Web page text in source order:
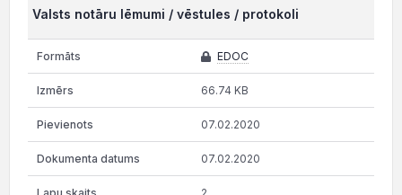
Valsts notāru lēmumi / vēstules / protokoli
EDOC
66.74 KB
07.02.2020
07.02.2020